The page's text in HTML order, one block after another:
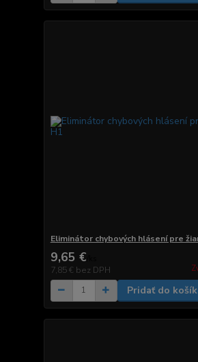
Eliminátor chybových hlásení pre
9,65 €
7,85 € bez DPH
Pridať do